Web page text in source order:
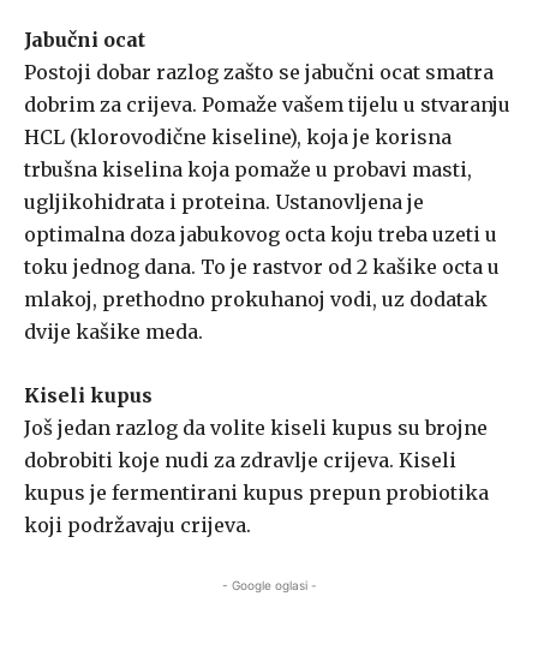
Jabučni ocat
Postoji dobar razlog zašto se jabučni ocat smatra
dobrim za crijeva. Pomaže vašem tijelu u stvaranju
HCL (klorovodične kiseline), koja je korisna
trbušna kiselina koja pomaže u probavi masti,
ugljikohidrata i proteina. Ustanovljena je
optimalna doza jabukovog octa koju treba uzeti u
toku jednog dana. To je rastvor od 2 kašike octa u
mlakoj, prethodno prokuhanoj vodi, uz dodatak
dvije kašike meda.
Kiseli kupus
Još jedan razlog da volite kiseli kupus su brojne
dobrobiti koje nudi za zdravlje crijeva. Kiseli
kupus je fermentirani kupus prepun probiotika
koji podržavaju crijeva.
- Google oglasi -